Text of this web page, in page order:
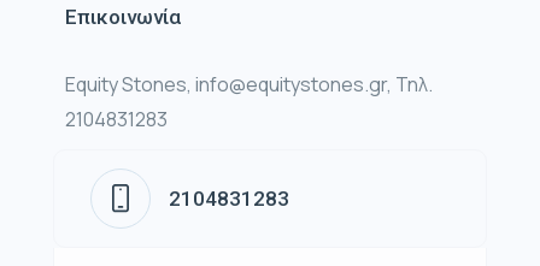
Επικοινωνία
Equity Stones, info@equitystones.gr, Τηλ.
2104831283
2104831283